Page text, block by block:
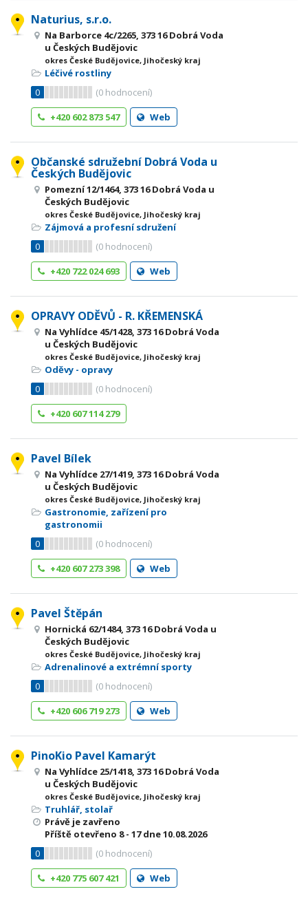
Naturius, s.r.o.
Na Barborce 4c/2265, 373 16 Dobrá Voda
u Českých Budějovic
okres České Budějovice, Jihočeský kraj
Léčivé rostliny
0
(0 hodnocení)
+420 602 873 547
Web
Občanské sdružební Dobrá Voda u
Českých Budějovic
Pomezní 12/1464, 373 16 Dobrá Voda u
Českých Budějovic
okres České Budějovice, Jihočeský kraj
Zájmová a profesní sdružení
0
(0 hodnocení)
+420 722 024 693
Web
OPRAVY ODĚVŮ - R. KŘEMENSKÁ
Na Vyhlídce 45/1428, 373 16 Dobrá Voda
u Českých Budějovic
okres České Budějovice, Jihočeský kraj
Oděvy - opravy
0
(0 hodnocení)
+420 607 114 279
Pavel Bílek
Na Vyhlídce 27/1419, 373 16 Dobrá Voda
u Českých Budějovic
okres České Budějovice, Jihočeský kraj
Gastronomie, zařízení pro
gastronomii
0
(0 hodnocení)
+420 607 273 398
Web
Pavel Štěpán
Hornická 62/1484, 373 16 Dobrá Voda u
Českých Budějovic
okres České Budějovice, Jihočeský kraj
Adrenalinové a extrémní sporty
0
(0 hodnocení)
+420 606 719 273
Web
PinoKio Pavel Kamarýt
Na Vyhlídce 25/1418, 373 16 Dobrá Voda
u Českých Budějovic
okres České Budějovice, Jihočeský kraj
Truhlář, stolař
Právě je zavřeno
Příště otevřeno 8 - 17dne 10.08.2026
0
(0 hodnocení)
+420 775 607 421
Web